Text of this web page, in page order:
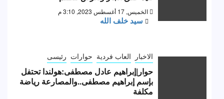
الخميس, 17 أغسطس 2023, 3:10 م
سيد خلف الله
الاخبار العاب فردية حوارات رئيسى
حوار|إبراهيم عادل مصطفى:هولندا تحتفل
بإسم إبراهيم مصطفى..والمصارعة رياضة
مكلفة